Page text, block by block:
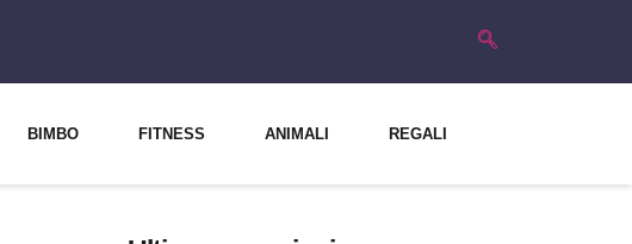
BIMBO FITNESS ANIMALI REGALI